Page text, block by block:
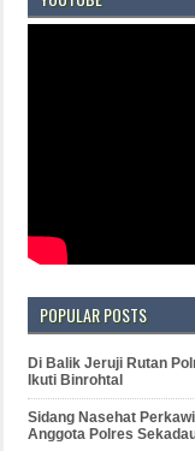
POPULAR POSTS
Di Balik Jeruji Rutan
Ikuti Binrohtal
Sidang Nasehat
Anggota Polres